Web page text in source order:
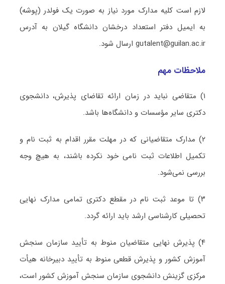
لازم است کلیه مدارک مورد نیاز به صورت یک فولدر (پوشه)
به ایمیل دفتر استعداد درخشان دانشگاه گیلان به آدرس
gutalent@guilan.ac.ir ارسال شود.
ملاحظات مهم
۱) متقاضی نباید در زمان ارائه تقاضای پذیرش، دانشجوی
دکتری سایر مؤسسات و دانشگاه‌ها باشد.
۲) مدارک متقاضیانی که در مهلت مقرر اقدام به ثبت نام و
تکمیل اطلاعات ثبت نامی خود نکرده باشند، به هیچ وجه
بررسی نمی‌شود.
۳) تا موعد ثبت نام در مقطع دکتری تمامی مدارک نهایی
تحصیلی کارشناسی ارشد باید ارائه گردد.
۴) پذیرش نهایی متقاضیان منوط به تأیید سازمان سنجش
آموزش کشور و پذیرش قطعی منوط به تأیید دبیرخانه هیأت
مرکزی گزینش دانشجوی سازمان سنجش آموزش کشور است،